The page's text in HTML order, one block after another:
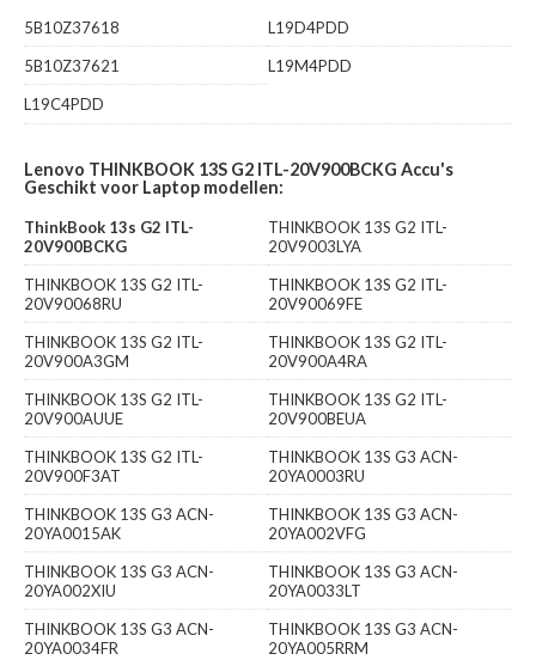
5B10Z37618
L19D4PDD
5B10Z37621
L19M4PDD
L19C4PDD
Lenovo THINKBOOK 13S G2 ITL-20V900BCKG Accu's
Geschikt voor Laptop modellen:
ThinkBook 13s G2 ITL-
20V900BCKG
THINKBOOK 13S G2 ITL-
20V9003LYA
THINKBOOK 13S G2 ITL-
20V90068RU
THINKBOOK 13S G2 ITL-
20V90069FE
THINKBOOK 13S G2 ITL-
20V900A3GM
THINKBOOK 13S G2 ITL-
20V900A4RA
THINKBOOK 13S G2 ITL-
20V900AUUE
THINKBOOK 13S G2 ITL-
20V900BEUA
THINKBOOK 13S G2 ITL-
20V900F3AT
THINKBOOK 13S G3 ACN-
20YA0003RU
THINKBOOK 13S G3 ACN-
20YA0015AK
THINKBOOK 13S G3 ACN-
20YA002VFG
THINKBOOK 13S G3 ACN-
20YA002XIU
THINKBOOK 13S G3 ACN-
20YA0033LT
THINKBOOK 13S G3 ACN-
20YA0034FR
THINKBOOK 13S G3 ACN-
20YA005RRM